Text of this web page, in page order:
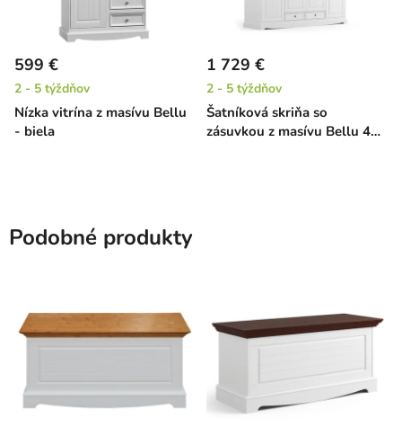
Nízka vitrína z masívu Bellu
- biela
599 €
2 - 5 týždňov
Šatníková skriňa so
zásuvkou z masívu Bellu 4D
1 729 €
2 - 5 týždňov
Podobné produkty